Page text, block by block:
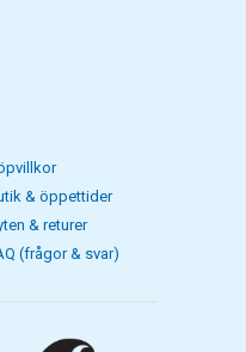
& öppettider
& returer
(frågor & svar)